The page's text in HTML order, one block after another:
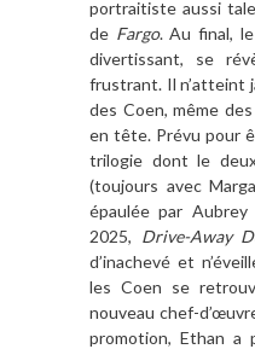
portraitiste aussi
de Fargo. Au final,
divertissant, se rév
frustrant. Il n’atteint
des Coen, même
en tête. Prévu pourê
trilogie dont le
(toujours avec
épaulée par Aubrey
2025, Drive-Away
d’inachevé et n’é
les Coen se
nouveau chef-d’œ
promotion, Ethan a